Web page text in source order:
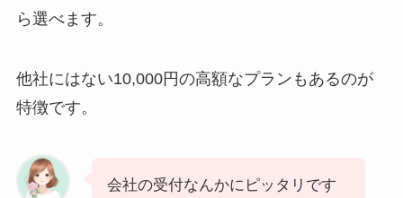
ら選べます。
他社にはない10,000円の高額なプランもあるのが
特徴です。
会社の受付なんかにピッタリです